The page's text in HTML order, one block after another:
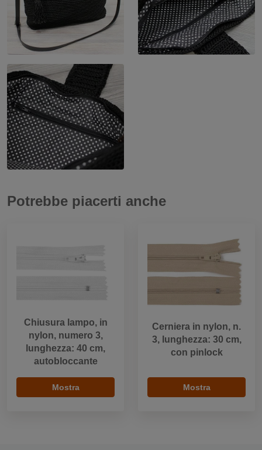
Potrebbe piacerti anche
Chiusura lampo, in
nylon, numero 3,
lunghezza: 40 cm,
autobloccante
Mostra
Cerniera in nylon, n.
3, lunghezza: 30 cm,
con pinlock
Mostra